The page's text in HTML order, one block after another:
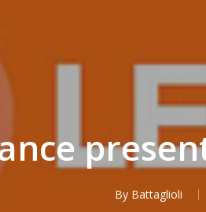
By Battaglioli